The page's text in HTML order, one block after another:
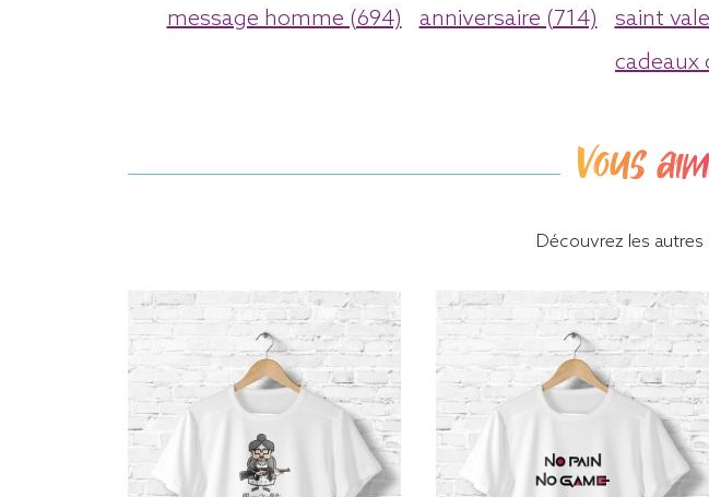
message homme (694)
anniversaire (714) saint
cadeaux
Vous
Découvrez les